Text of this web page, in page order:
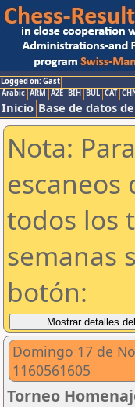
Logged on: Gast
Arabic ARM AZE BIH BUL CAT
Inicio Base de datos
Nota:
escaneos
todos los
semanas
botón:
Domingo 17 de
1160561605
Torneo